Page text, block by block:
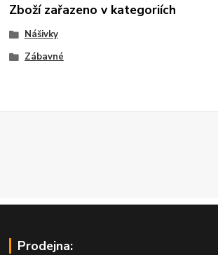
Zboží zařazeno v kategoriích
Nášivky
Zábavné
Prodejna: